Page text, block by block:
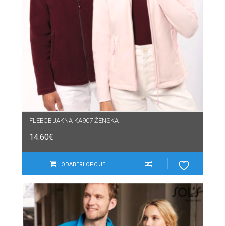
FLEECE JAKNA KA907 ŽENSKA
14.60€
ODABERI OPCIJE